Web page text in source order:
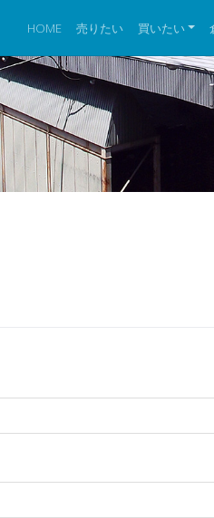
HOME 売りたい 買いたい